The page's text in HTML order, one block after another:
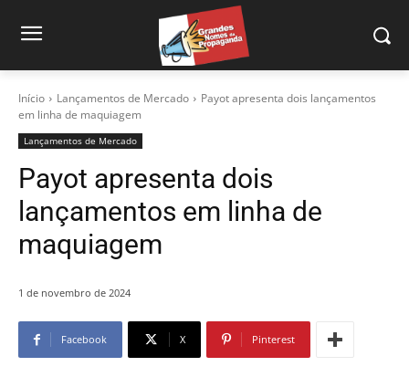
Início Lançamentos de Mercado
Payot apresenta dois lançamentos
em linha de maquiagem
Lançamentos de Mercado
Payot apresenta dois
lançamentos em linha de
maquiagem
1 de novembro de 2024
Facebook X Pinterest